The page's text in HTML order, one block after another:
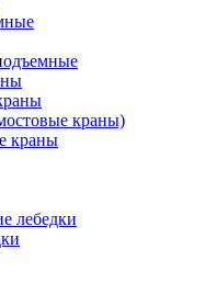
краны)
краны
лебедки